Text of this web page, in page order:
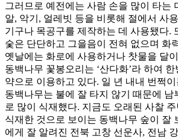
그러므로 예전에는 사람 손을 많이 타는
알, 악기, 얼레빗 등을 비롯해 절에서 사
기구나 목공구를 제작하는 데 사용됐다.
숯은 단단하고 그을음이 전혀 없으며 화
옛날에는 화로에 사용하거나 찻물을 달
동백나무 꽃봉오리는 ‘산다화’라 하여
약으로 이용하고 있다. 일 년 내내 번쩍
동백나무는 불에 잘 타지 않기 때문에 남
로 많이 식재했다. 지금도 오래된 사찰
식재한 것으로 보이는 동백나무 숲이 잘
에게 잘 알려진 전북 고창 선운사, 전남